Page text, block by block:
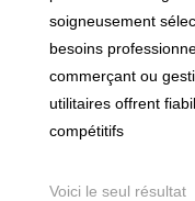
soigneusement
besoins
commerçant ou
utilitaires offrent
compétitifs
Voici le seul résultat